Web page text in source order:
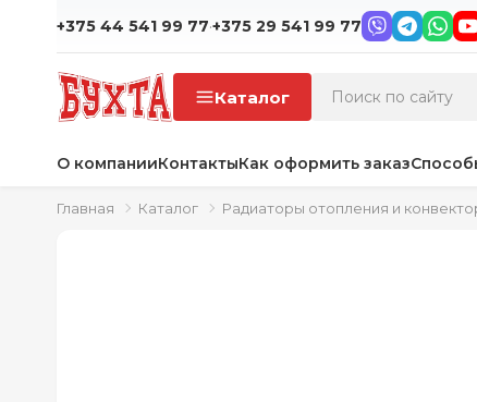
+375 44 541 99 77·+375 29 541 99 77
Каталог
О компанииКонтактыКак оформить заказ
Главная Каталог Радиаторы отопления и